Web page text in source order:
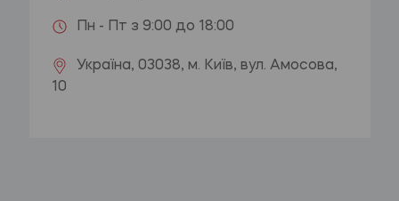
Пн - Пт з 9:00 до 18:00
Україна, 03038, м. Київ, вул. Амосова,
10